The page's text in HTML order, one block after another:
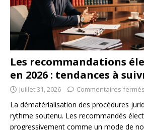
Les recommandations
en 2026 : tendances à
juillet 31, 2026 Commentaires fermés
La dématérialisation des procédures
rythme soutenu. Les recommandés
progressivement comme un mode de